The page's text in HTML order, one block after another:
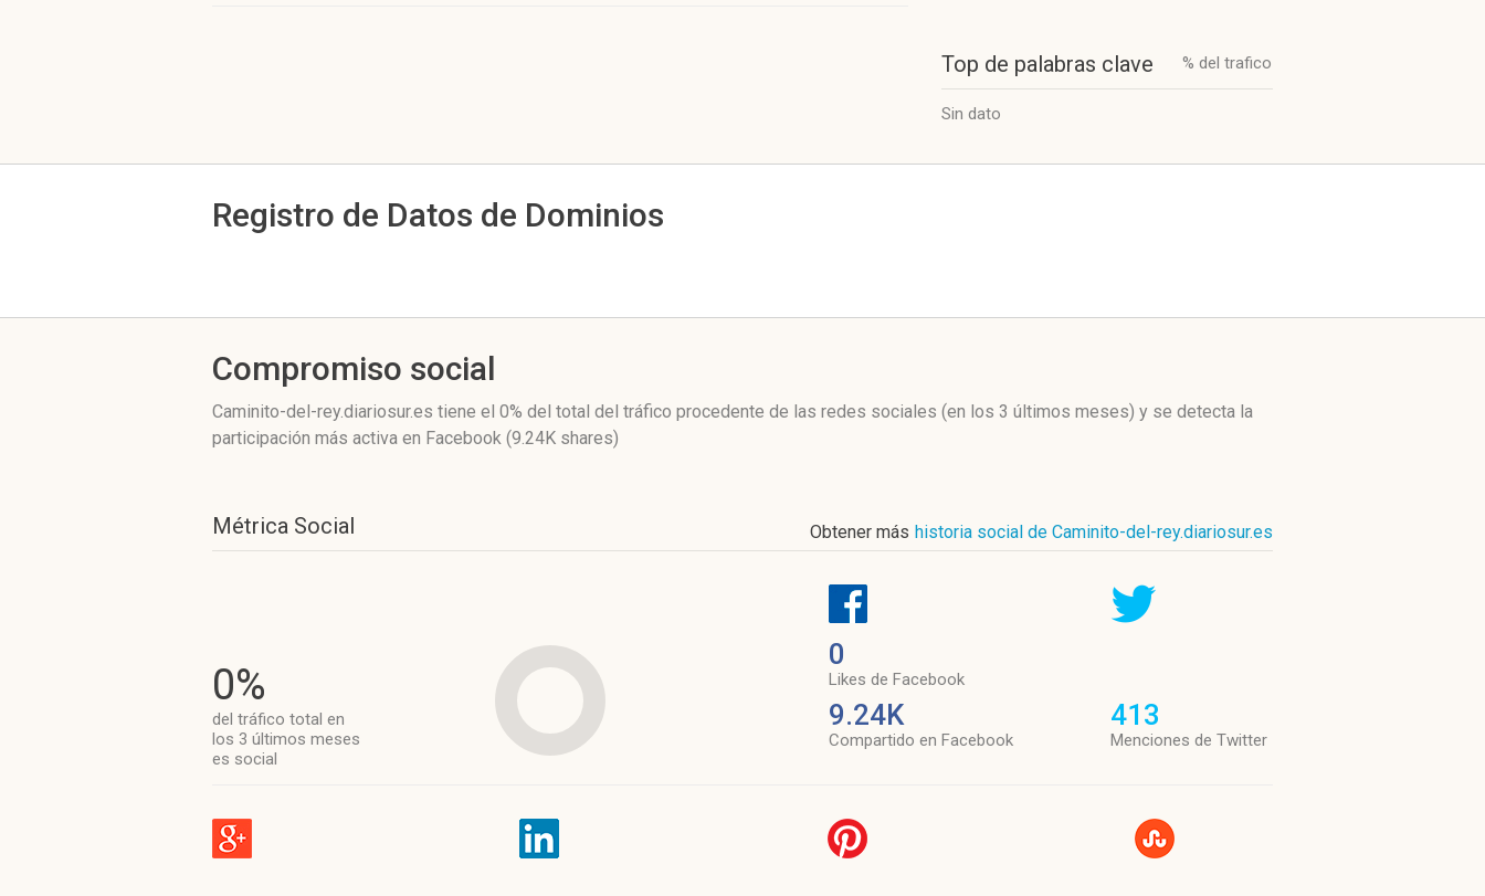
Top de palabras clave % del trafico
Sin dato
Registro de Datos de Dominios
Compromiso social
Caminito-del-rey.diariosur.es tiene el 0% del total del tráfico procedente de las redes sociales (en los 3 últimos meses) y se detecta la
participación más activa en Facebook (9.24K shares)
Métrica Social Obtener más historia social de Caminito-del-rey.diariosur.es
0%
del tráfico total en
los 3 últimos meses
es social
0
Likes de Facebook
9.24K
Compartido en Facebook
413
Menciones de Twitter